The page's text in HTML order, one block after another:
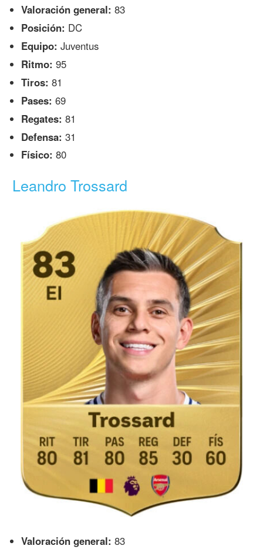
Valoración general: 83
Posición: DC
Equipo: Juventus
Ritmo: 95
Tiros: 81
Pases: 69
Regates: 81
Defensa: 31
Físico: 80
Leandro Trossard
Valoración general: 83